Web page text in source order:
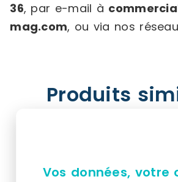
36, par e-mail à
mag.com, ou via nos
Produits
Vos données, votre